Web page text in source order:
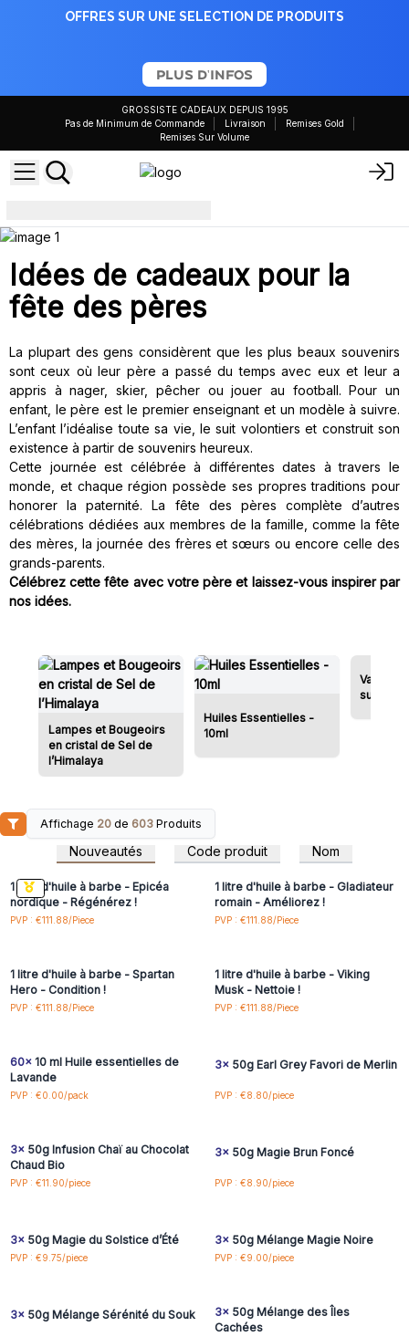
OFFRES SUR UNE SELECTION DE PRODUITS
PLUS D'INFOS
GROSSISTE CADEAUX DEPUIS 1995
Pas de Minimum de Commande
Livraison
Remises Gold
Remises Sur Volume
Idées de cadeaux pour la
fête des pères
La plupart des gens considèrent que les plus beaux souvenirs
sont ceux où leur père a passé du temps avec eux et leur a
appris à nager, skier, pêcher ou jouer au football. Pour un
enfant, le père est le premier enseignant et un modèle à suivre.
L’enfant l’idéalise toute sa vie, le suit volontiers et construit son
existence à partir de souvenirs heureux.
Cette journée est célébrée à différentes dates à travers le
monde, et chaque région possède ses propres traditions pour
honorer la paternité. La fête des pères complète d’autres
célébrations dédiées aux membres de la famille, comme la fête
des mères, la journée des frères et sœurs ou encore celle des
grands-parents.
Célébrez cette fête avec votre père et laissez-vous inspirer par
nos idées.
Lampes et Bougeoirs
en cristal de Sel de
l’Himalaya
Huiles Essentielles -
10ml
Vases
sur
Affichage 20 de 603 Produits
Nouveautés Code produit Nom
Connectez-vous ou
inscrivez-vous pour
accéder aux prix de gros
1 litre d'huile à barbe - Epicéa
nordique - Régénérez !
PVP : €111.88/Piece
inscrivez-vous pour
accéder aux prix de gros
1 litre d'huile à barbe - Gladiateur
romain - Améliorez !
PVP : €111.88/Piece
Connectez-vous ou
1 litre d'huile à barbe - Spartan
Hero - Condition !
PVP : €111.88/Piece
Connectez-vous ou
1 litre d'huile à barbe - Viking
Musk - Nettoie !
PVP : €111.88/Piece
Connectez-vous ou
60x10 ml Huile essentielles de
Lavande
PVP : €0.00/pack
Connectez-vous ou
3x50g Earl Grey Favori de Merlin
PVP : €8.80/piece
Connectez-vous ou
3x50g Infusion Chaï au Chocolat
Chaud Bio
PVP : €11.90/piece
Connectez-vous ou
3x50g Magie Brun Foncé
PVP : €8.90/piece
Connectez-vous ou
3x50g Magie du Solstice d’Été
PVP : €9.75/piece
Connectez-vous ou
3x50g Mélange Magie Noire
PVP : €9.00/piece
Connectez-vous ou
3x50g Mélange Sérénité du Souk
Connectez-vous ou
3x50g Mélange des Îles
Cachées